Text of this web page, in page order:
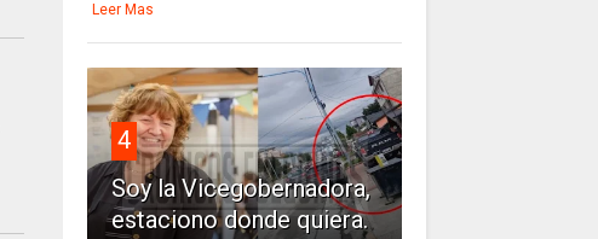
Leer Mas
4
Soy la Vicegobernadora,
estaciono donde quiera.